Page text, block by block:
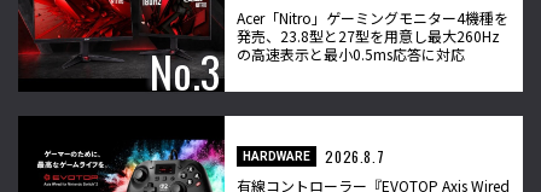
Acer「Nitro」ゲーミングモニター4機種を
発売、23.8型と27型を用意し最大260Hz
の高速表示と最小0.5ms応答に対応
HARDWARE
2026.8.7
有線コントローラー『EVOTOP Axis Wired